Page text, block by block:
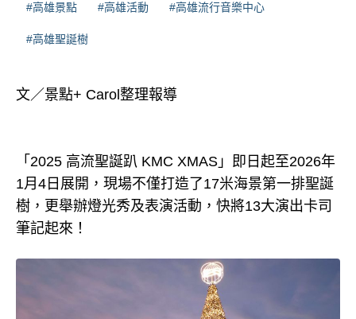
#高雄景點 #高雄活動 #高雄流行音樂中心
#高雄聖誕樹
文／景點+ Carol整理報導
「2025 高流聖誕趴 KMC XMAS」即日起至2026年
1月4日展開，現場不僅打造了17米海景第一排聖誕
樹，更舉辦燈光秀及表演活動，快將13大演出卡司
筆記起來！